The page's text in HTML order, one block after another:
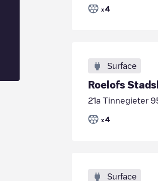
x 4
Surface
Roelofs
21a Tinnegieter
x 4
Surface